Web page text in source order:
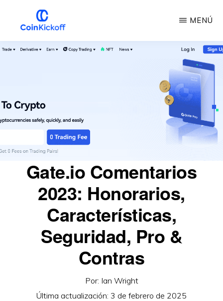
contenido
INICIO
DE
MENÚ
Gate.io Comentarios
2023: Honorarios,
Características,
Seguridad, Pro &
Contras
Por: Ian Wright
Última actualización: 3 de febrero de 2025